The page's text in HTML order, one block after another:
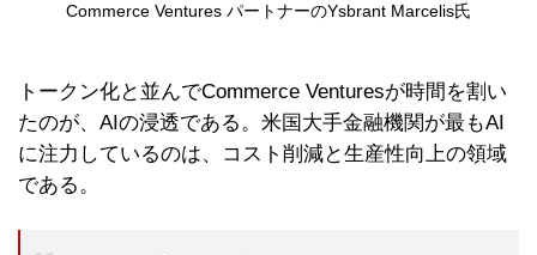
Commerce Ventures パートナーのYsbrant Marcelis氏
トークン化と並んでCommerce Venturesが時間を割い
たのが、AIの浸透である。米国大手金融機関が最もAI
に注力しているのは、コスト削減と生産性向上の領域
である。